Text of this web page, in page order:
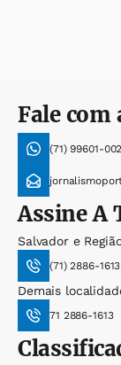
Fale com
(71) 99601-
AssineA
Salvador e
(71) 2886-1613
Demais
71 2886-1613